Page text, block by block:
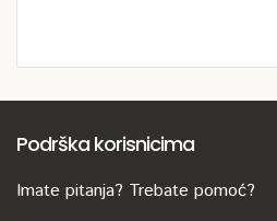
Podrška korisnicima
Imate pitanja? Trebate pomoć?